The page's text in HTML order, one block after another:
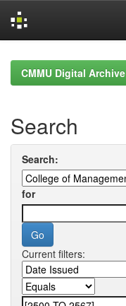
navigationCMMU Digital Archive
Search
Search:
for
Current filters: